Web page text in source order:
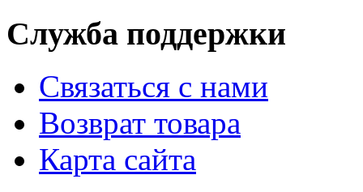
Служба поддержки
Связаться с нами
Возврат товара
Карта сайта